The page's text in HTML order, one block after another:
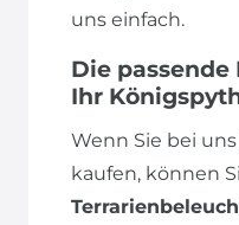
uns einfach.
Die
Ihr
Wenn Sie bei
kaufen, können